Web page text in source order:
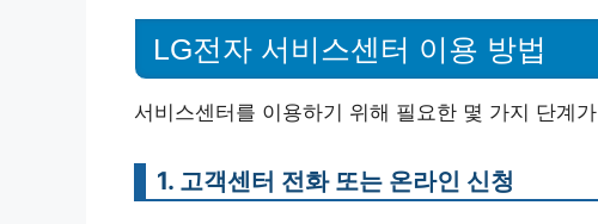
LG전자 서비스센터 이용 방법
서비스센터를 이용하기 위해 필요한 몇 가지 단계
1. 고객센터 전화 또는 온라인 신청